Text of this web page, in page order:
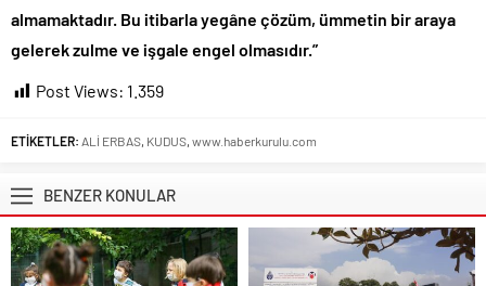
almamaktadır. Bu itibarla yegâne çözüm, ümmetin bir araya
gelerek zulme ve işgale engel olmasıdır.”
Post Views: 1.359
ETİKETLER: ALİ ERBAS KUDUS www.haberkurulu.com
BENZER KONULAR